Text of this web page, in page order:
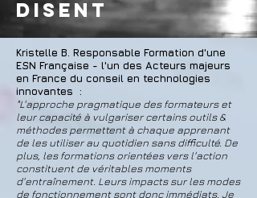
disent
Kristelle B. Responsable Formation d'une
ESN Française - l'un des Acteurs majeurs
en France du conseil en technologies
innovantes :
"L'approche pragmatique des formateurs et
leur capacité à vulgariser certains outils &
méthodes permettent à chaque apprenant
de les utiliser au quotidien sans difficulté. De
plus, les formations orientées vers l'action
constituent de véritables moments
d'entraînement. Leurs impacts sur les modes
de fonctionnement sont donc immédiats. Je